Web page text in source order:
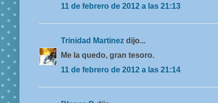
11 de febrero de 2012 a las 21:13
Trinidad Martinez dijo...
Me la quedo, gran tesoro.
11 de febrero de 2012 a las 21:14